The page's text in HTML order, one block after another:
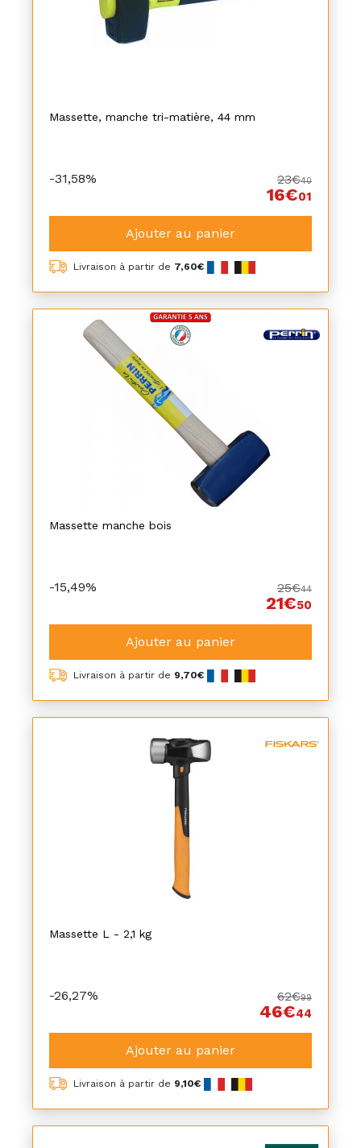
Massette, manche tri-matière, 44 mm
-31,58% 23€40
16€01
Ajouter au panier
Livraison à partir de 7,60€
Massette manche bois
-15,49% 25€44
21€50
Ajouter au panier
Livraison à partir de 9,70€
Massette L - 2,1 kg
-26,27% 62€99
46€44
Ajouter au panier
Livraison à partir de 9,10€